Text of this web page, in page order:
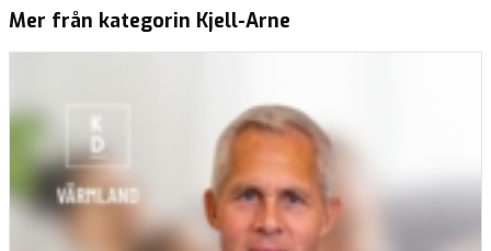
Mer från kategorin Kjell-Arne